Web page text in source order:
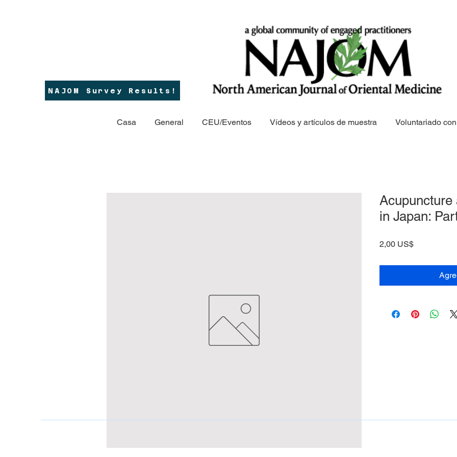
NAJOM Survey Results!
Casa General CEU/Eventos Vídeos y artículos de muestra Voluntariado
Acupuncture
in Japan:
2,00 US$Precio